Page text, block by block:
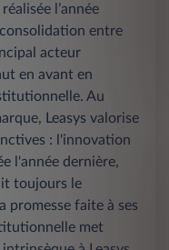
l’année
entre
acteur
en avant en
Au
Leasys valorise
: l'innovation
l'année dernière,
toujours le
promesse faite à ses
met